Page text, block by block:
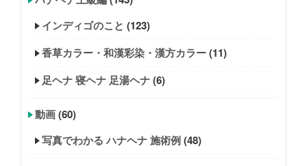
インディゴのこと (123)
香草カラー・和漢彩染・漢方カラー(11)
足ヘナ 寝ヘナ 足湯ヘナ(6)
動画(60)
写真でわかる ハナヘナ 施術例(48)